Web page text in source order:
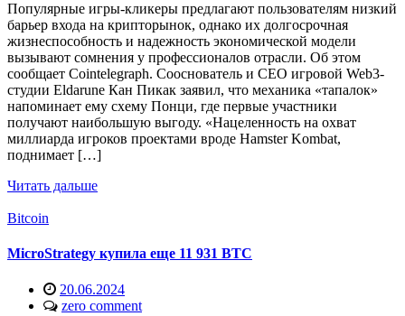
Популярные игры-кликеры предлагают пользователям низкий
барьер входа на крипторынок, однако их долгосрочная
жизнеспособность и надежность экономической модели
вызывают сомнения у профессионалов отрасли. Об этом
сообщает Cointelegraph. Сооснователь и CEO игровой Web3-
студии Eldarune Кан Пикак заявил, что механика «тапалок»
напоминает ему схему Понци, где первые участники
получают наибольшую выгоду. «Нацеленность на охват
миллиарда игроков проектами вроде Hamster Kombat,
поднимает […]
Читать дальше
Bitcoin
MicroStrategy купила еще 11 931 BTC
20.06.2024
zero comment